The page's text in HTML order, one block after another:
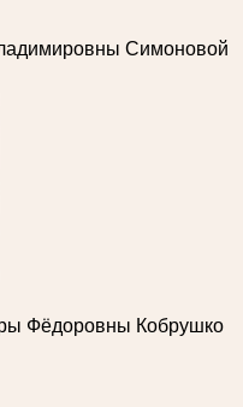
Симоновой
Фёдоровны Кобрушко